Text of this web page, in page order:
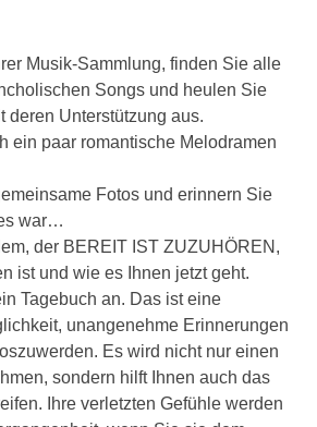
Musik-Sammlung, finden Sie alle
Songs und heulen Sie
deren Unterstützung aus.
ein paar romantische Melodramen
Fotos und erinnern Sie
war…
der BEREIT IST ZUZUHÖREN,
ist und wie es Ihnen jetzt geht.
Tagebuch an. Das ist eine
unangenehme Erinnerungen
Es wird nicht nur einen
sondern hilft Ihnen auch das
Ihre verletzten Gefühle werden